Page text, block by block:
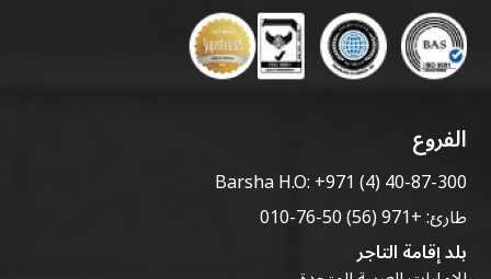
الفروع
Barsha H.O:+971 (4) 40-87-300
طارئ:+971 (56) 50-76-010
بلد إقامة التاجر